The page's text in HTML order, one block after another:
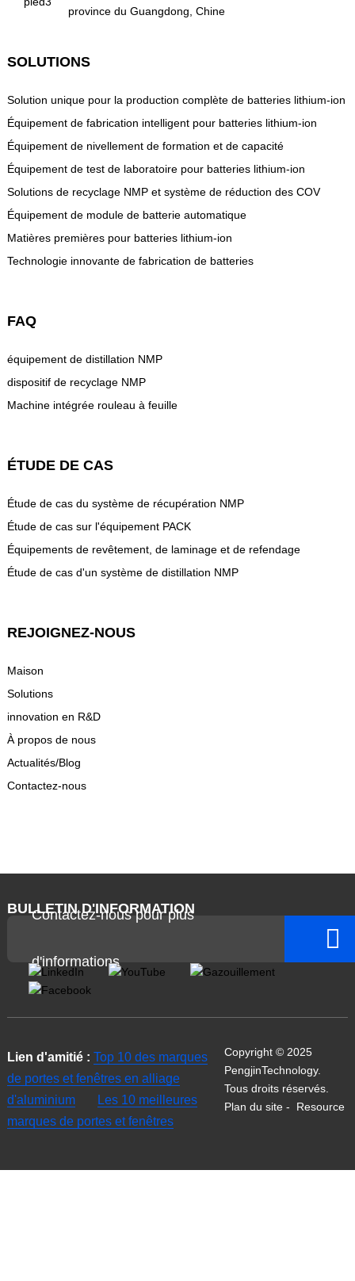
province du Guangdong, Chine
SOLUTIONS
Solution unique pour la production complète de batteries lithium-ion
Équipement de fabrication intelligent pour batteries lithium-ion
Équipement de nivellement de formation et de capacité
Équipement de test de laboratoire pour batteries lithium-ion
Solutions de recyclage NMP et système de réduction des COV
Équipement de module de batterie automatique
Matières premières pour batteries lithium-ion
Technologie innovante de fabrication de batteries
FAQ
équipement de distillation NMP
dispositif de recyclage NMP
Machine intégrée rouleau à feuille
ÉTUDE DE CAS
Étude de cas du système de récupération NMP
Étude de cas sur l'équipement PACK
Équipements de revêtement, de laminage et de refendage
Étude de cas d'un système de distillation NMP
REJOIGNEZ-NOUS
Maison
Solutions
innovation en R&D
À propos de nous
Actualités/Blog
Contactez-nous
BULLETIN D'INFORMATION
Contactez-nous pour plus
d'informations
Lien d'amitié : Top 10 des marques
de portes et fenêtres en alliage
d'aluminium
Les 10 meilleures
marques de portes et fenêtres
Copyright © 2025
PengjinTechnology.
Tous droits réservés.
Plan du site- Resource